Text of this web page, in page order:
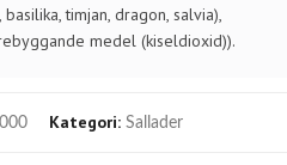
timjan, dragon, salvia),
medel (kiseldioxid)).
Kategori: Sallader